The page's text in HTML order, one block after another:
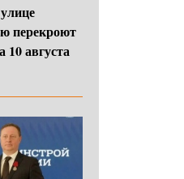
перекроют
10 августа